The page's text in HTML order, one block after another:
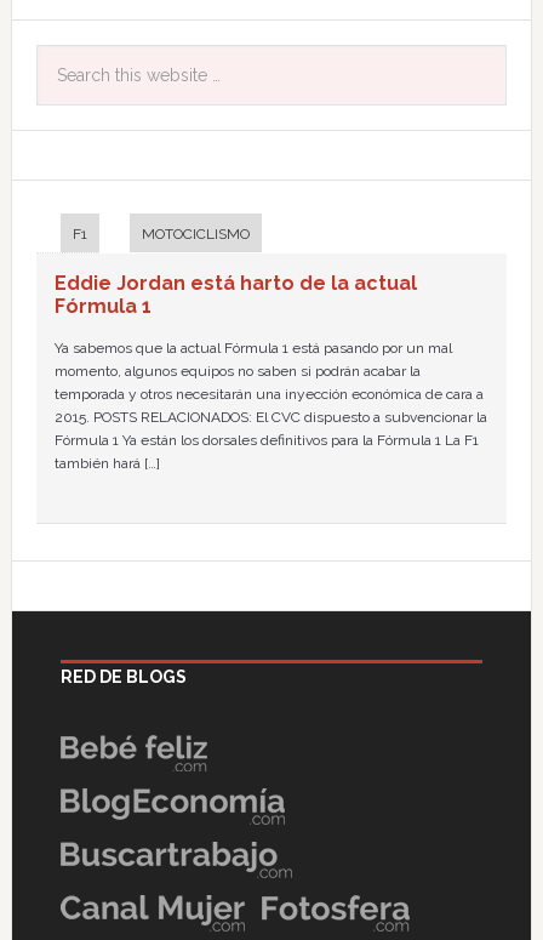
F1 MOTOCICLISMO
Eddie Jordan está harto de la actual
Fórmula 1
Ya sabemos que la actual Fórmula 1 está pasando por un mal
momento, algunos equipos no saben si podrán acabar la
temporada y otros necesitarán una inyección económica de cara a
2015. POSTS RELACIONADOS: El CVC dispuesto a subvencionar la
Fórmula 1 Ya están los dorsales definitivos para la Fórmula 1 La F1
también hará […]
RED DE BLOGS